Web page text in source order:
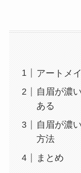
アートメ
自眉が濃
ある
自眉が濃
方法
まとめ